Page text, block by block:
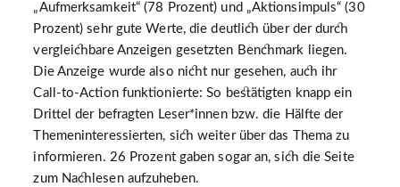
„Aufmerksamkeit“ (78 Prozent) und „Aktionsimpuls“ (30
Prozent) sehr gute Werte, die deutlich über der durch
vergleichbare Anzeigen gesetzten Benchmark liegen.
Die Anzeige wurde also nicht nur gesehen, auch ihr
Call-to-Action funktionierte: So bestätigten knapp ein
Drittel der befragten Leser*innen bzw. die Hälfte der
Themeninteressierten, sich weiter über das Thema zu
informieren. 26 Prozent gaben sogar an, sich die Seite
zum Nachlesen aufzuheben.